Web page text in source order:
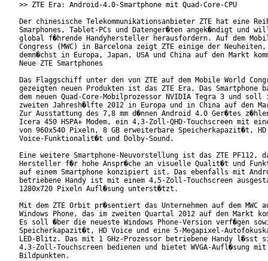
>> ZTE Era: Android-4.0-Smartphone mit Quad-Core-CPU
Der chinesische Telekommunikationsanbieter ZTE hat eine
Smarphones, Tablet-PCs und Datenger�ten angek�ndigt und
global f�hrende Handyhersteller herausfordern. Auf dem
Congress (MWC) in Barcelona zeigt ZTE einige der Neuheiten,
demn�chst in Europa, Japan, USA und China auf den Markt
Neue ZTE Smartphones
Das Flaggschiff unter den von ZTE auf dem Mobile World
gezeigten neuen Produkten ist das ZTE Era. Das Smartphone
dem neuen Quad-Core-Mobilprozessor NVIDIA Tegra 3 und
zweiten Jahresh�lfte 2012 in Europa und in China auf den
Zur Ausstattung des 7,8 mm d�nnen Android 4.0 Ger�tes
Icera 450 HSPA+ Modem, ein 4,3-Zoll-QHD-Touchscreen mit
von 960x540 Pixeln, 8 GB erweiterbare Speicherkapazit�t, HD
Voice-Funktionalit�t und Dolby-Sound.
Eine weitere Smartphone-Neuvorstellung ist das ZTE PF112,
Hersteller f�r hohe Anspr�che an visuelle Qualit�t und
auf einem Smartphone konzipiert ist. Das ebenfalls mit
betriebene Handy ist mit einem 4,5-Zoll-Touchscreen
1280x720 Pixeln Aufl�sung unterst�tzt.
Mit dem ZTE Orbit pr�sentiert das Unternehmen auf dem MWC
Windows Phone, das im zweiten Quartal 2012 auf den Markt
Es soll �ber die neueste Windows Phone-Version verf�gen
Speicherkapazit�t, HD Voice und eine 5-Megapixel-
LED-Blitz. Das mit 1 GHz-Prozessor betriebene Handy l�sst
4,3-Zoll-Touchscreen bedienen und bietet WVGA-Aufl�sung mit
Bildpunkten.